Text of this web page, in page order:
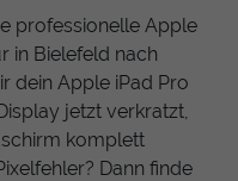
professionelle Apple
in Bielefeld nach
dein Apple iPad Pro
jetzt verkratzt,
komplett
Dann finde